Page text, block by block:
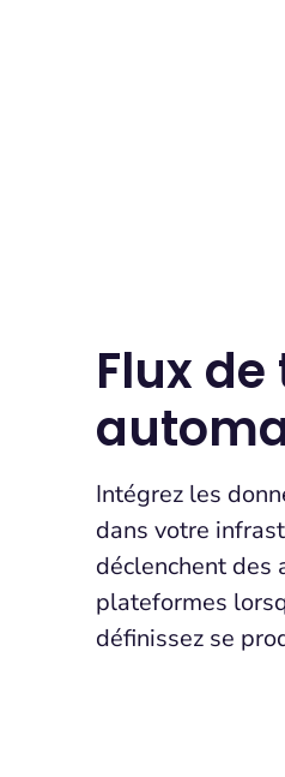
Flux de
Intégrez les
dans votre
déclenchent des
plateformes
définissez se